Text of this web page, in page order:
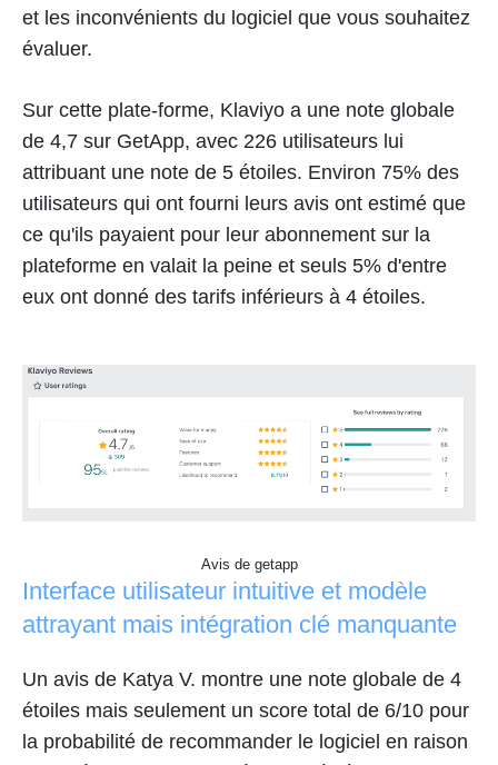
et les inconvénients du logiciel que vous souhaitez
évaluer.
Sur cette plate-forme, Klaviyo a une note globale
de 4,7 sur GetApp, avec 226 utilisateurs lui
attribuant une note de 5 étoiles. Environ 75% des
utilisateurs qui ont fourni leurs avis ont estimé que
ce qu'ils payaient pour leur abonnement sur la
plateforme en valait la peine et seuls 5% d'entre
eux ont donné des tarifs inférieurs à 4 étoiles.
Avis de getapp
Interface utilisateur intuitive et modèle
attrayant mais intégration clé manquante
Un avis de Katya V. montre une note globale de 4
étoiles mais seulement un score total de 6/10 pour
la probabilité de recommander le logiciel en raison